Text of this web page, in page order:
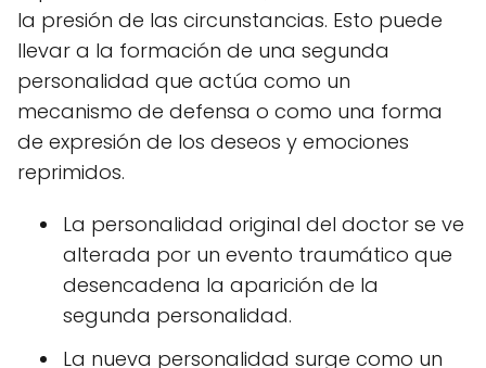
la presión de las circunstancias. Esto puede
llevar a la formación de una segunda
personalidad que actúa como un
mecanismo de defensa o como una forma
de expresión de los deseos y emociones
reprimidos.
La personalidad original del doctor se ve
alterada por un evento traumático que
desencadena la aparición de la
segunda personalidad.
La nueva personalidad surge como un